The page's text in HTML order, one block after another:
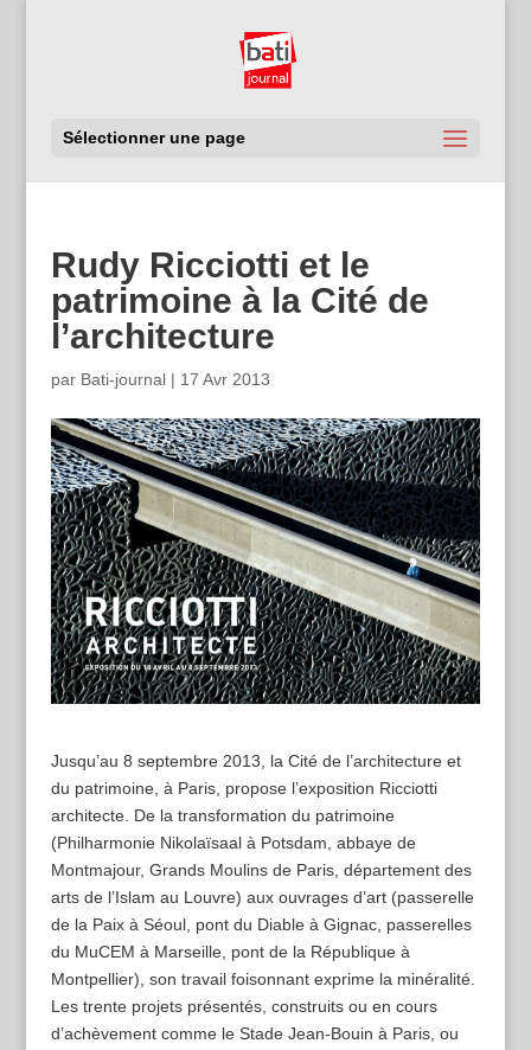
Sélectionner une page
Rudy Ricciotti et le
patrimoine à la Cité de
l’architecture
par Bati-journal| 17 Avr 2013
Jusqu’au 8 septembre 2013, la Cité de l’architecture et
du patrimoine, à Paris, propose l’exposition Ricciotti
architecte. De la transformation du patrimoine
(Philharmonie Nikolaïsaal à Potsdam, abbaye de
Montmajour, Grands Moulins de Paris, département des
arts de l’Islam au Louvre) aux ouvrages d’art (passerelle
de la Paix à Séoul, pont du Diable à Gignac, passerelles
du MuCEM à Marseille, pont de la République à
Montpellier), son travail foisonnant exprime la minéralité.
Les trente projets présentés, construits ou en cours
d’achèvement comme le Stade Jean-Bouin à Paris, ou